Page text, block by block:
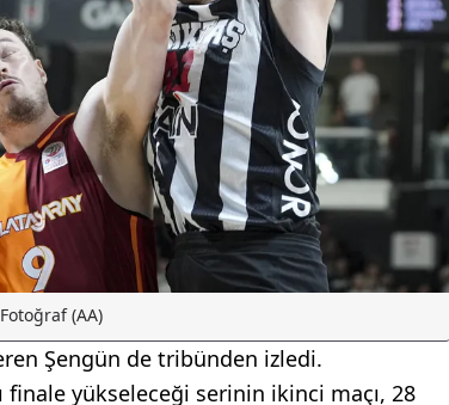
Fotoğraf (AA)
Şengün de tribünden izledi.
finale yükseleceği serinin ikinci maçı, 28